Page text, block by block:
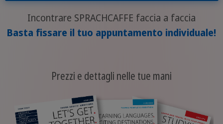
Incontrare SPRACHCAFFE faccia a faccia
Basta fissare il tuo appuntamento individuale!
Prezzi e dettagli nelle tue mani